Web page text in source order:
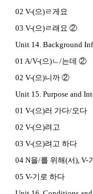
02 V-(으)ㄹ게요
03 V-(으)ㄹ래요 ②
Unit 14. Background
01 A/V-(으)ㄴ/는데 ②
02 V-(으)니까 ②
Unit 15. Purpose and
01 V-(으)러 가다/오다
02 V-(으)려고
03 V-(으)려고 하다
04 N을/를 위해(서), V-
05 V-기로 하다